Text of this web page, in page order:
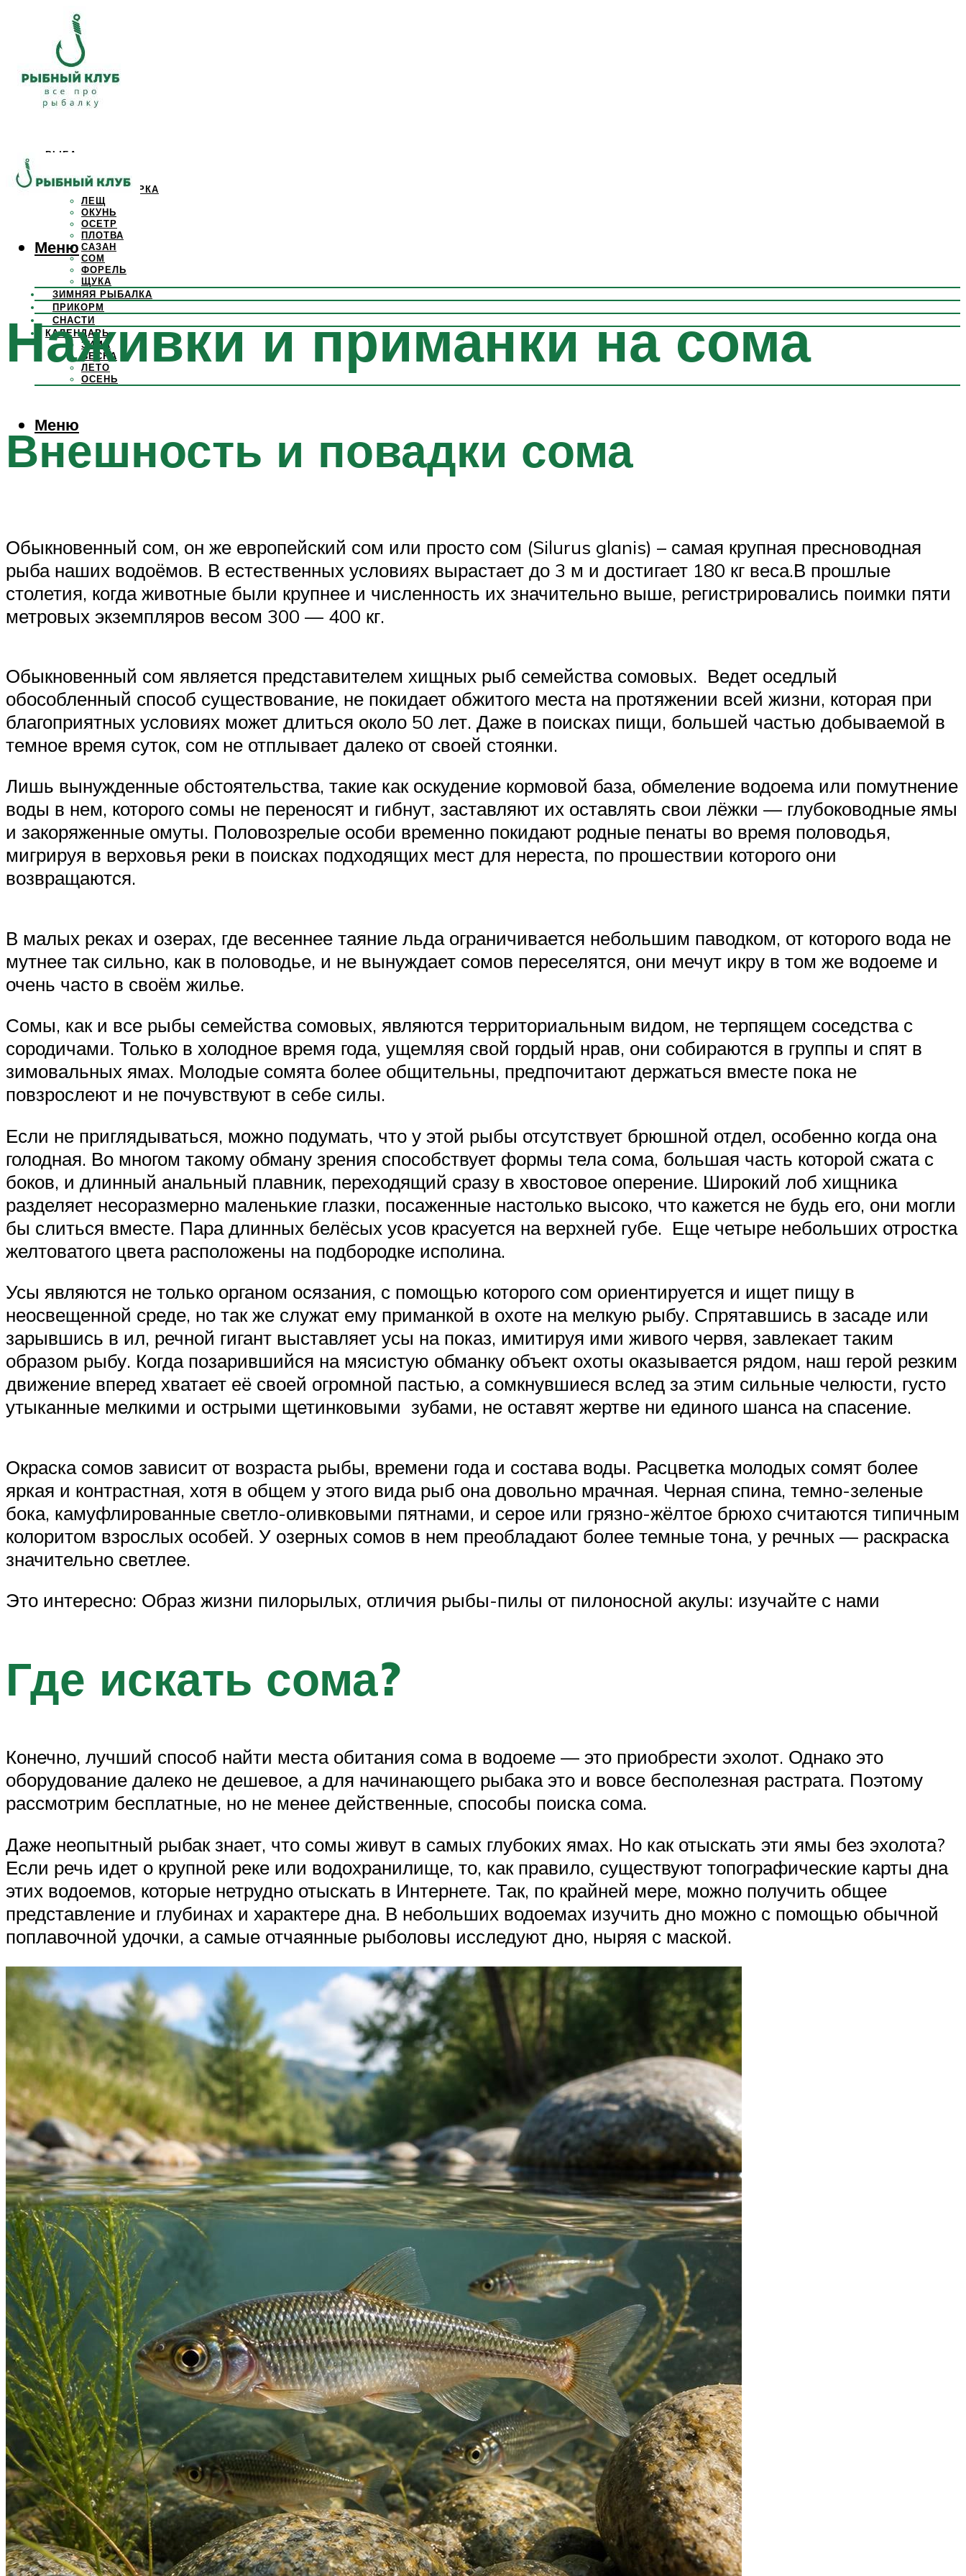
РЫБА
КАРП
КРАСНОПЕРКА
ЛЕЩ
ОКУНЬ
ОСЕТР
ПЛОТВА
САЗАН
СОМ
ФОРЕЛЬ
ЩУКА
ЗИМНЯЯ РЫБАЛКА
ПРИКОРМ
СНАСТИ
КАЛЕНДАРЬ
ЗИМА
ВЕСНА
ЛЕТО
ОСЕНЬ
Меню
Меню
Наживки и приманки на сома
Внешность и повадки сома
Обыкновенный сом, он же европейский сом или просто сом (Silurus glanis) – самая крупная пресноводная
рыба наших водоёмов. В естественных условиях вырастает до 3 м и достигает 180 кг веса.В прошлые
столетия, когда животные были крупнее и численность их значительно выше, регистрировались поимки пяти
метровых экземпляров весом 300 — 400 кг.
Обыкновенный сом является представителем хищных рыб семейства сомовых. Ведет оседлый
обособленный способ существование, не покидает обжитого места на протяжении всей жизни, которая при
благоприятных условиях может длиться около 50 лет. Даже в поисках пищи, большей частью добываемой в
темное время суток, сом не отплывает далеко от своей стоянки.
Лишь вынужденные обстоятельства, такие как оскудение кормовой база, обмеление водоема или помутнение
воды в нем, которого сомы не переносят и гибнут, заставляют их оставлять свои лёжки — глубоководные ямы
и закоряженные омуты. Половозрелые особи временно покидают родные пенаты во время половодья,
мигрируя в верховья реки в поисках подходящих мест для нереста, по прошествии которого они
возвращаются.
В малых реках и озерах, где весеннее таяние льда ограничивается небольшим паводком, от которого вода не
мутнее так сильно, как в половодье, и не вынуждает сомов переселятся, они мечут икру в том же водоеме и
очень часто в своём жилье.
Сомы, как и все рыбы семейства сомовых, являются территориальным видом, не терпящем соседства с
сородичами. Только в холодное время года, ущемляя свой гордый нрав, они собираются в группы и спят в
зимовальных ямах. Молодые сомята более общительны, предпочитают держаться вместе пока не
повзрослеют и не почувствуют в себе силы.
Если не приглядываться, можно подумать, что у этой рыбы отсутствует брюшной отдел, особенно когда она
голодная. Во многом такому обману зрения способствует формы тела сома, большая часть которой сжата с
боков, и длинный анальный плавник, переходящий сразу в хвостовое оперение. Широкий лоб хищника
разделяет несоразмерно маленькие глазки, посаженные настолько высоко, что кажется не будь его, они могли
бы слиться вместе. Пара длинных белёсых усов красуется на верхней губе. Еще четыре небольших отростка
желтоватого цвета расположены на подбородке исполина.
Усы являются не только органом осязания, с помощью которого сом ориентируется и ищет пищу в
неосвещенной среде, но так же служат ему приманкой в охоте на мелкую рыбу. Спрятавшись в засаде или
зарывшись в ил, речной гигант выставляет усы на показ, имитируя ими живого червя, завлекает таким
образом рыбу. Когда позарившийся на мясистую обманку объект охоты оказывается рядом, наш герой резким
движение вперед хватает её своей огромной пастью, а сомкнувшиеся вслед за этим сильные челюсти, густо
утыканные мелкими и острыми щетинковыми зубами, не оставят жертве ни единого шанса на спасение.
Окраска сомов зависит от возраста рыбы, времени года и состава воды. Расцветка молодых сомят более
яркая и контрастная, хотя в общем у этого вида рыб она довольно мрачная. Черная спина, темно-зеленые
бока, камуфлированные светло-оливковыми пятнами, и серое или грязно-жёлтое брюхо считаются типичным
колоритом взрослых особей. У озерных сомов в нем преобладают более темные тона, у речных — раскраска
значительно светлее.
Это интересно: Образ жизни пилорылых, отличия рыбы-пилы от пилоносной акулы: изучайте с нами
Где искать сома?
Конечно, лучший способ найти места обитания сома в водоеме — это приобрести эхолот. Однако это
оборудование далеко не дешевое, а для начинающего рыбака это и вовсе бесполезная растрата. Поэтому
рассмотрим бесплатные, но не менее действенные, способы поиска сома.
Даже неопытный рыбак знает, что сомы живут в самых глубоких ямах. Но как отыскать эти ямы без эхолота?
Если речь идет о крупной реке или водохранилище, то, как правило, существуют топографические карты дна
этих водоемов, которые нетрудно отыскать в Интернете. Так, по крайней мере, можно получить общее
представление и глубинах и характере дна. В небольших водоемах изучить дно можно с помощью обычной
поплавочной удочки, а самые отчаянные рыболовы исследуют дно, ныряя с маской.